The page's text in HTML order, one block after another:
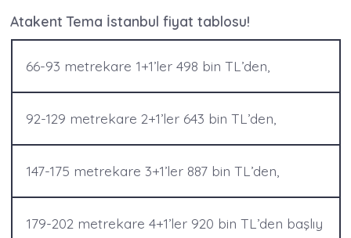
Atakent Tema İstanbul fiyat tablosu!
66-93 metrekare 1+1’ler 498 bin TL’den,
92-129 metrekare 2+1’ler 643 bin TL’den,
147-175 metrekare 3+1’ler 887 bin TL’den,
179-202 metrekare 4+1’ler 920 bin TL’den başlıy